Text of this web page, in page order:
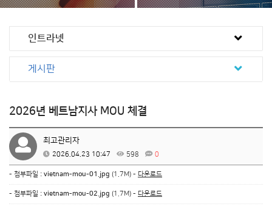
인트라넷
게시판
2026년 베트남지사 MOU 체결
최고관리자
2026.04.23 10:47 598 0
- 첨부파일 : vietnam-mou-01.jpg (1.7M) - 다운로드
- 첨부파일 : vietnam-mou-02.jpg (1.7M) - 다운로드